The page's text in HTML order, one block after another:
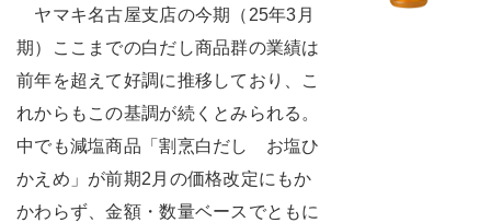
ヤマキ名古屋支店の今期（25年3月
期）ここまでの白だし商品群の業績は
前年を超えて好調に推移しており、こ
れからもこの基調が続くとみられる。
中でも減塩商品「割烹白だし お塩ひ
かえめ」が前期2月の価格改定にもか
かわらず、金額・数量ベースでともに